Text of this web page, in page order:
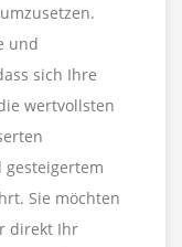
und
sich Ihre
wertvollsten
gesteigertem
Sie möchten
direkt Ihr